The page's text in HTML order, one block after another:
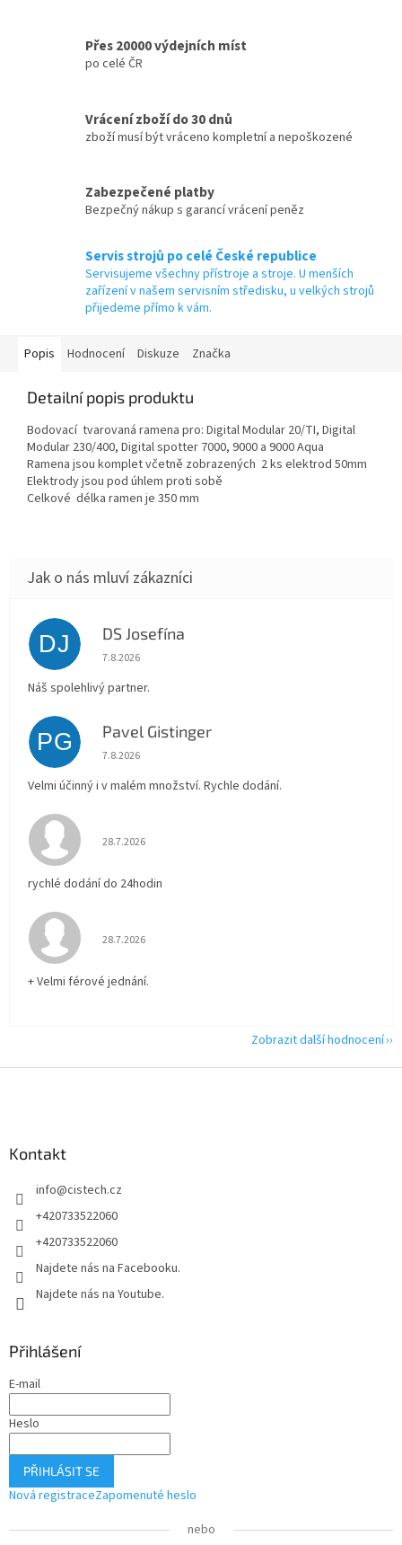
Přes 20000 výdejních míst
po celé ČR
Vrácení zboží do 30 dnů
zboží musí být vráceno kompletní a nepoškozené
Zabezpečené platby
Bezpečný nákup s garancí vrácení peněz
Servis strojů po celé České republice
Servisujeme všechny přístroje a stroje. U menších
zařízení v našem servisním středisku, u velkých strojů
přijedeme přímo k vám.
Popis Hodnocení Diskuze Značka
Detailní popis produktu
Bodovací tvarovaná ramena pro: Digital Modular 20/TI, Digital
Modular 230/400, Digital spotter 7000, 9000 a 9000 Aqua
Ramena jsou komplet včetně zobrazených 2 ks elektrod 50mm
Elektrody jsou pod úhlem proti sobě
Celkové délka ramen je 350 mm
DJ DS Josefína
Hodnocení obchodu je 5 z 5 hvězdiček.
7.8.2026
Náš spolehlivý partner.
PG Pavel Gistinger
Hodnocení obchodu je 5 z 5 hvězdiček.
7.8.2026
Velmi účinný i v malém množství. Rychle dodání.
Hodnocení obchodu je 5 z 5 hvězdiček.
28.7.2026
rychlé dodání do 24hodin
Hodnocení obchodu je 5 z 5 hvězdiček.
28.7.2026
+ Velmi férové jednání.
Zobrazit další hodnocení
Kontakt
info@cistech.cz
+420733522060
+420733522060
Najdete nás na Facebooku.
Najdete nás na Youtube.
Přihlášení
E-mail
Heslo
PŘIHLÁSIT SE
Nová registraceZapomenuté heslo
nebo